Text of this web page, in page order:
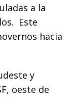
a la
Este
hacia
y
oeste de